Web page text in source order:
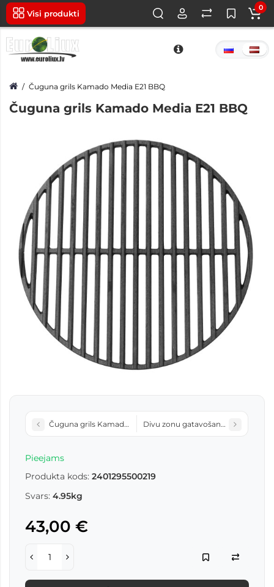
Visi produkti
0
Čuguna grils Kamado Media E21 BBQ
Čuguna grils Kamado Media E21 BBQ
Čuguna grils Kamado Minimo E-18 BBQDivu zonu gatavošanas sistēma
Pieejams
Produkta kods: 2401295500219
Svars: 4.95kg
43,00 €